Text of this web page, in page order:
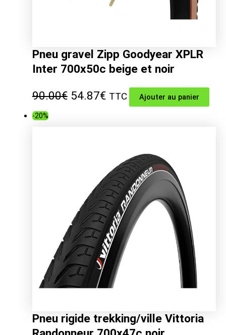
Pneu gravel Zipp Goodyear XPLR
Inter 700x50c beige et noir
90.00€ Le
90.00€.
54.87€Le
54.87€.
TTC Ajouter au panier
-20%
Pneu rigide trekking/ville Vittoria